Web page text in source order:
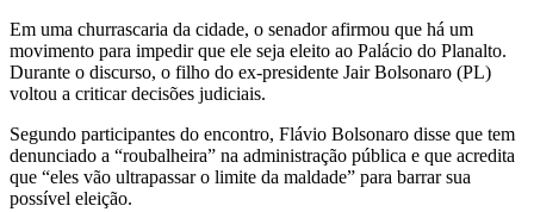
Em uma churrascaria da cidade, o senador afirmou que há um
movimento para impedir que ele seja eleito ao Palácio do Planalto.
Durante o discurso, o filho do ex-presidente Jair Bolsonaro (PL)
voltou a criticar decisões judiciais.
Segundo participantes do encontro, Flávio Bolsonaro disse que tem
denunciado a “roubalheira” na administração pública e que acredita
que “eles vão ultrapassar o limite da maldade” para barrar sua
possível eleição.